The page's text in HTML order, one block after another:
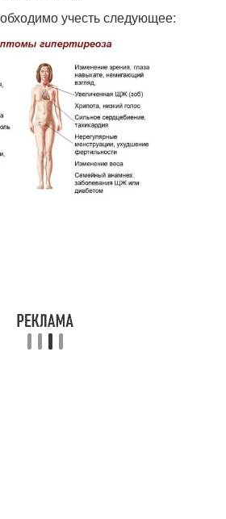
учесть следующее: